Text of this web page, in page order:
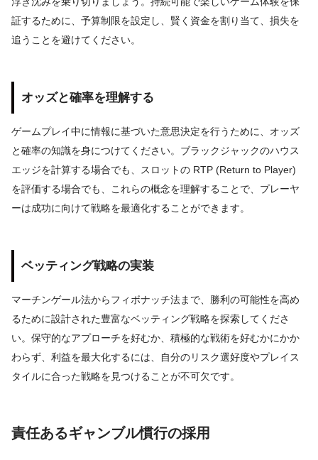
証するために、予算制限を設定し、賢く資金を割り当て、損失を
追うことを避けてください。
オッズと確率を理解する
ゲームプレイ中に情報に基づいた意思決定を行うために、オッズ
と確率の知識を身につけてください。ブラックジャックのハウス
エッジを計算する場合でも、スロットの RTP (Return to Player)
を評価する場合でも、これらの概念を理解することで、プレーヤ
ーは成功に向けて戦略を最適化することができます。
ベッティング戦略の実装
マーチンゲール法からフィボナッチ法まで、勝利の可能性を高め
るために設計された豊富なベッティング戦略を探索してくださ
い。保守的なアプローチを好むか、積極的な戦術を好むかにかか
わらず、利益を最大化するには、自分のリスク選好度やプレイス
タイルに合った戦略を見つけることが不可欠です。
責任あるギャンブル慣行の採用